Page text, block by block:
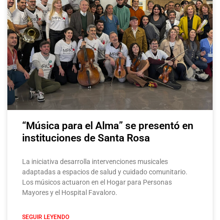
“Música para el Alma” se presentó en
instituciones de Santa Rosa
La iniciativa desarrolla intervenciones musicales
adaptadas a espacios de salud y cuidado comunitario.
Los músicos actuaron en el Hogar para Personas
Mayores y el Hospital Favaloro.
SEGUIR LEYENDO